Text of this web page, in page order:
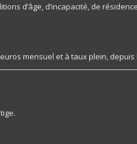
d’âge, d’incapacité, de
mensuel et à taux plein, depuis